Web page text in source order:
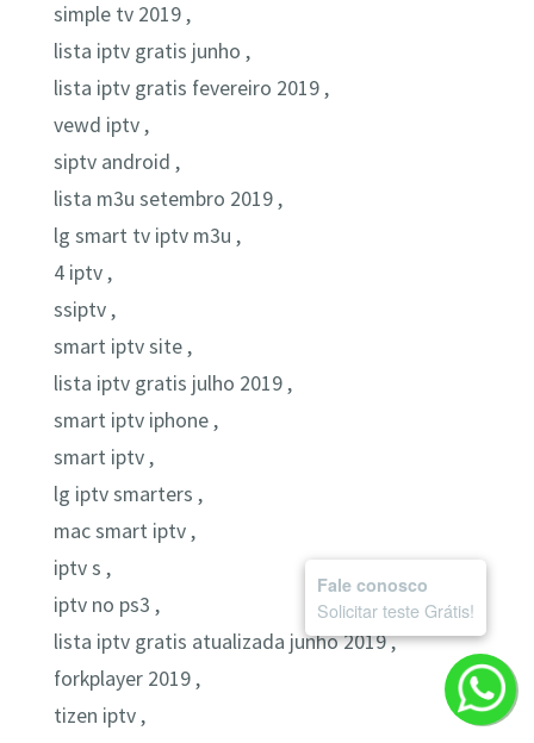
simple tv 2019 ,
lista iptv gratis junho ,
lista iptv gratis fevereiro 2019 ,
vewd iptv ,
siptv android ,
lista m3u setembro 2019 ,
lg smart tv iptv m3u ,
4 iptv ,
ssiptv ,
smart iptv site ,
lista iptv gratis julho 2019 ,
smart iptv iphone ,
smart iptv ,
lg iptv smarters ,
mac smart iptv ,
iptv s ,
iptv no ps3 ,
lista iptv gratis atualizada junho 2019 ,
forkplayer 2019 ,
tizen iptv ,
Fale conosco
Solicitar teste Grátis!